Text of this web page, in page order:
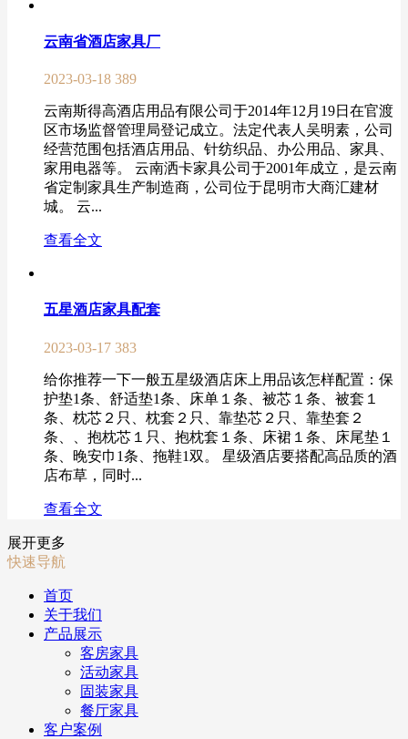
云南省酒店家具厂
2023-03-18 389
云南斯得高酒店用品有限公司于2014年12月19日在官渡
区市场监督管理局登记成立。法定代表人吴明素，公司
经营范围包括酒店用品、针纺织品、办公用品、家具、
家用电器等。 云南洒卡家具公司于2001年成立，是云南
省定制家具生产制造商，公司位于昆明市大商汇建材
城。 云...
查看全文
五星酒店家具配套
2023-03-17 383
给你推荐一下一般五星级酒店床上用品该怎样配置：保
护垫1条、舒适垫1条、床单１条、被芯１条、被套１
条、枕芯２只、枕套２只、靠垫芯２只、靠垫套２
条、、抱枕芯１只、抱枕套１条、床裙１条、床尾垫１
条、晚安巾1条、拖鞋1双。 星级酒店要搭配高品质的酒
店布草，同时...
查看全文
展开更多
快速导航
首页
关于我们
产品展示
客房家具
活动家具
固装家具
餐厅家具
客户案例